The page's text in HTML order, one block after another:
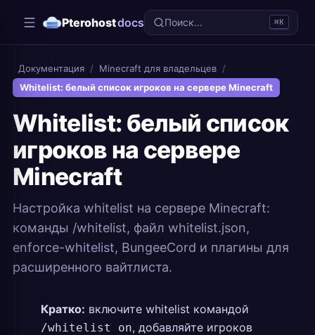
Pterohostdocs Поиск... ⌘K
Документация / Minecraft для владельцев /
Whitelist: белый список игроков на сервере Minecraft
Whitelist: белый список
игроков на сервере
Minecraft
Настройка whitelist на сервере Minecraft:
команды /whitelist, файл whitelist.json,
enforce-whitelist, BungeeCord и плагины для
расширенного вайтлиста.
Кратко: включите whitelist командой
/whitelist on, добавляйте игроков